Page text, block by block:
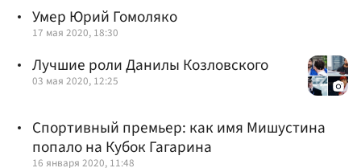
Умер Юрий Гомоляко
17 мая 2020, 18:30
Лучшие роли Данилы Козловского
03 мая 2020, 12:25
Спортивный премьер: как имя Мишустина
попало на Кубок Гагарина
16 января 2020, 11:48